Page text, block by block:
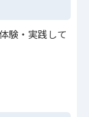
験・実践して